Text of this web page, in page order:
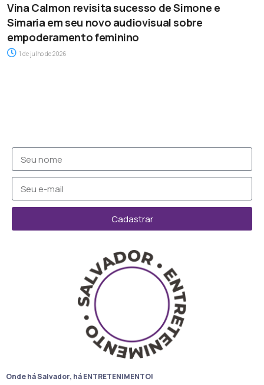
Vina Calmon revisita sucesso de Simone e
Simaria em seu novo audiovisual sobre
empoderamento feminino
1 de julho de 2026
Cadastrar
Onde há Salvador, há ENTRETENIMENTO!